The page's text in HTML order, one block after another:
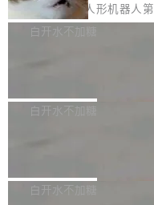
agent 有本质区别。大多数
计是基于早期模型的能力
细致的一份规则。 政策的核
可以用来分析、提炼、审阅
不得生成涉及安全性的关键
ek 获配 93.3 万股，锁定
8月6日晚间，“人形机器人
有限公司披露IPO发行价格
36个月。 公告显示，本次宇
员工参与设立的专项资产管
白开水不加糖
Bug fixes and
一个回归问题，该问题导致
白开水不加糖
e 孵化器项目管理委员会（
白开水不加糖